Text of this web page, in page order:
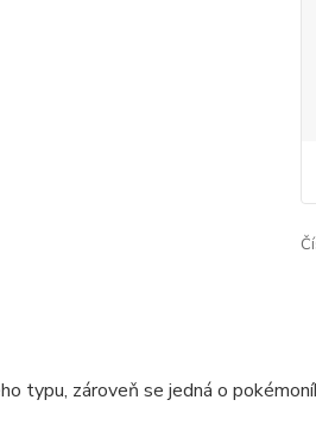
typu, zároveň se jedná o